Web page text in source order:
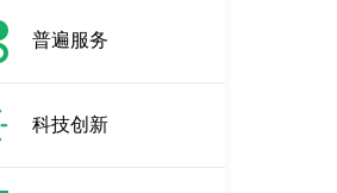
普遍服务
科技创新